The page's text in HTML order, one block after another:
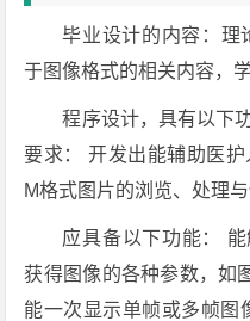
毕业设计的内容：理
于图像格式的相关内容，
程序设计，具有以下
要求： 开发出能辅助医
M格式图片的浏览、处理
应具备以下功能： 能
获得图像的各种参数，如
能一次显示单帧或多帧图